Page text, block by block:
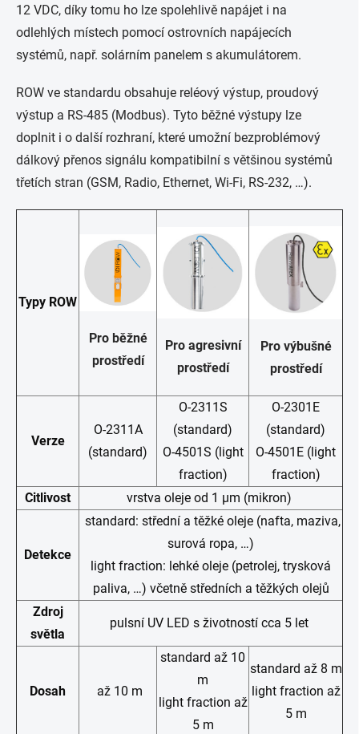
12 VDC, díky tomu ho lze spolehlivě napájet i na
odlehlých místech pomocí ostrovních napájecích
systémů, např. solárním panelem s akumulátorem.
ROW ve standardu obsahuje reléový výstup, proudový
výstup a RS-485 (Modbus). Tyto běžné výstupy lze
doplnit i o další rozhraní, které umožní bezproblémový
dálkový přenos signálu kompatibilní s většinou systémů
třetích stran (GSM, Radio, Ethernet, Wi-Fi, RS-232, …).
Typy ROW
Pro běžné
prostředí
Pro agresivní
prostředí
Pro výbušné
prostředí
Verze
O-2311A
(standard)
O-2311S
(standard)
O-4501S (light
fraction)
O-2301E
(standard)
O-4501E (light
fraction)
Citlivost
vrstva oleje od 1 µm (mikron)
Detekce
standard: střední a těžké oleje (nafta, maziva,
surová ropa, …)
light fraction: lehké oleje (petrolej, trysková
paliva, …) včetně středních a těžkých olejů
Zdroj
světla
pulsní UV LED s životností cca 5 let
Dosah až 10 m
standard až 10
m
light fraction až
5 m
standard až 8 m
light fraction až
5 m